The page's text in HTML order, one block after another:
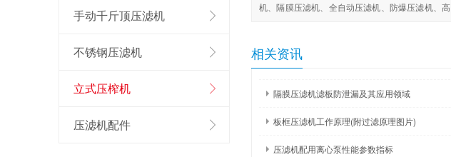
机、隔膜压滤机、全自动压滤机、防爆压滤机、高
多，规格齐全。产品分为：自动、手动、液动、厢
式、板框式、机电、液一体式
相关资讯
隔膜压滤机滤板防泄漏及其应用领域
板框压滤机工作原理(附过滤原理图片)
压滤机配用离心泵性能参数指标
手动千斤顶压滤机
不锈钢压滤机
立式压榨机
压滤机配件